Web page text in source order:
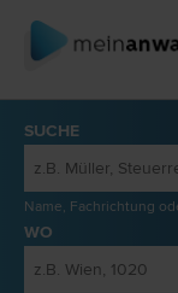
SUCHE
Name, Fachrichtung
WO